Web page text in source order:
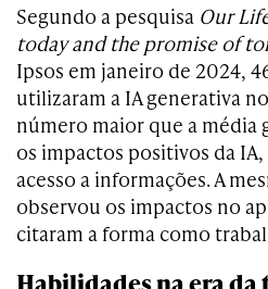
Segundo a pesquisa Our
today and the promise of
Ipsos em janeiro de 2024,
utilizaram a IA generativa
número maior que a média
os impactos positivos da
acesso a informações. A
observou os impactos no
citaram a forma como